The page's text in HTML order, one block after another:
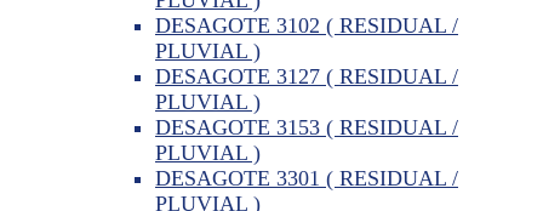
DESAGOTE 3102 ( RESIDUAL /
PLUVIAL )
DESAGOTE 3127 ( RESIDUAL /
PLUVIAL )
DESAGOTE 3153 ( RESIDUAL /
PLUVIAL )
DESAGOTE 3301 ( RESIDUAL /
PLUVIAL )